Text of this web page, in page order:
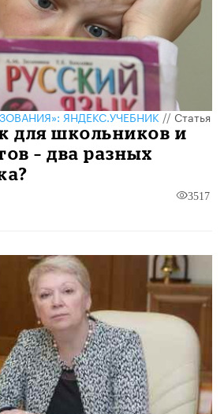
ЯНДЕКС.УЧЕБНИК//Статья
для школьников и
– два разных
3517